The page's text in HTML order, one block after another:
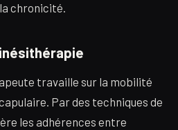
chronicité.
travaille sur la mobilité
Par des techniques de
les adhérences entre